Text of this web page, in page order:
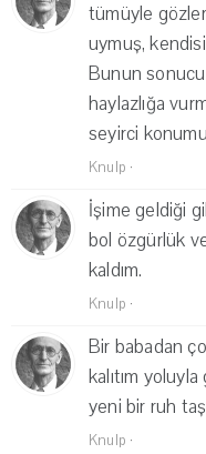
tümüyle
uymuş,
Bunun
haylazlığa
seyirci
Knulp ·
İşime geldiği
bol özgürlük
kaldım.
Knulp ·
Bir babadan
kalıtım
yeni bir ruh
Knulp ·